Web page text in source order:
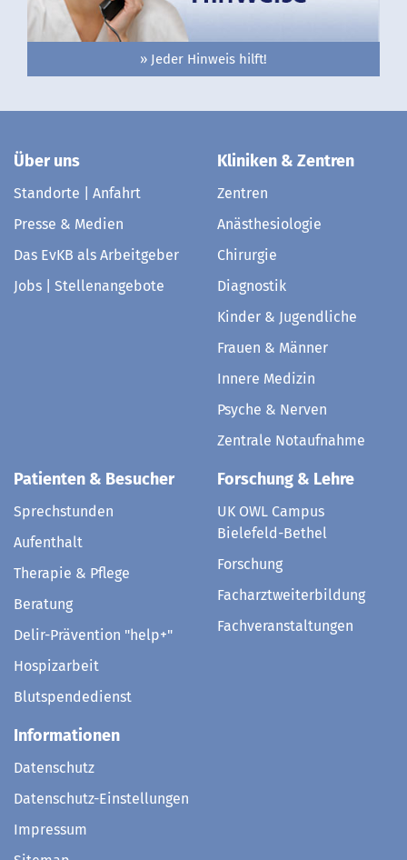
» Jeder Hinweis hilft!
Über uns
Standorte | Anfahrt
Presse & Medien
Das EvKB als Arbeitgeber
Jobs | Stellenangebote
Kliniken & Zentren
Zentren
Anästhesiologie
Chirurgie
Diagnostik
Kinder & Jugendliche
Frauen & Männer
Innere Medizin
Psyche & Nerven
Zentrale Notaufnahme
Patienten & Besucher
Sprechstunden
Aufenthalt
Therapie & Pflege
Beratung
Delir-Prävention "help+"
Hospizarbeit
Blutspendedienst
Forschung & Lehre
UK OWL Campus
Bielefeld-Bethel
Forschung
Facharztweiterbildung
Fachveranstaltungen
Informationen
Datenschutz
Datenschutz-Einstellungen
Impressum